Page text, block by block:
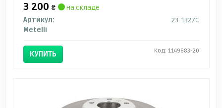
3 200 ₴
на складе
Артикул:
23-1327C
Metelli
КУПИТЬ Код: 1149683-20